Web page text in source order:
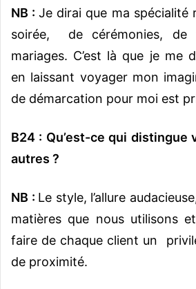
NB :Je dirai que ma spécialité
soirée, de cérémonies, de
mariages. C’est là que je me
en laissant voyager mon
de démarcation pour moi est
B24 : Qu’est-ce qui distingue
autres ?
NB : Le style, l’allure
matières que nous utilisons
faire de chaque client un
de